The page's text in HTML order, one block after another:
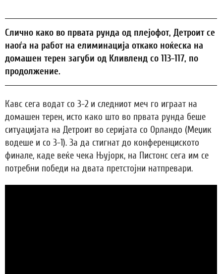
Слично како во првата рунда од плејофот, Детроит се
наоѓа на работ на елиминација откако ноќеска на
домашен терен загуби од Кливленд со 113-117, по
продолжение.
Кавс сега водат со 3-2 и следниот меч го играат на
домашен терен, исто како што во првата рунда беше
ситуацијата на Детроит во серијата со Орландо (Меџик
водеше и со 3-1). За да стигнат до конференциското
финале, каде веќе чека Њујорк, на Пистонс сега им се
потребни победи на двата претстојни натпревари.